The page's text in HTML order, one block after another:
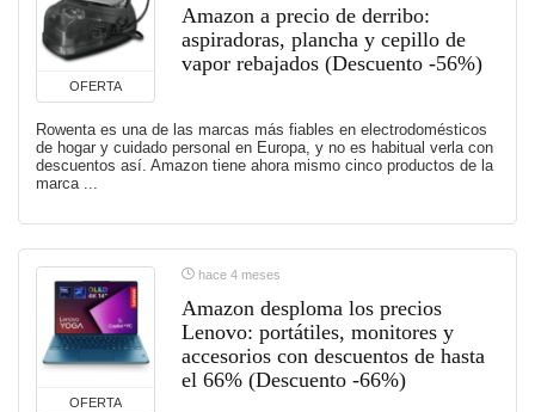
OFERTA
Amazon a precio de derribo:
aspiradoras, plancha y cepillo de
vapor rebajados (Descuento -56%)
Rowenta es una de las marcas más fiables en electrodomésticos
de hogar y cuidado personal en Europa, y no es habitual verla con
descuentos así. Amazon tiene ahora mismo cinco productos de la
marca ...
OFERTA
hace 4 meses
Amazon desploma los precios
Lenovo: portátiles, monitores y
accesorios con descuentos de hasta
el 66% (Descuento -66%)